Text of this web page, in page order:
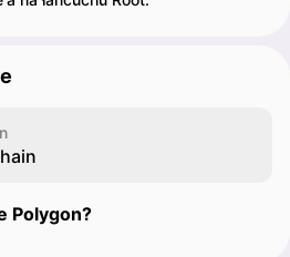
Polygon?